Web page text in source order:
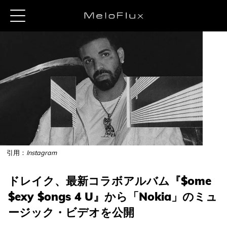
引用： Instagram
ドレイク、最新コラボアルバム『$ome
$exy $ongs 4 U』から「Nokia」のミュ
ージック・ビデオを公開